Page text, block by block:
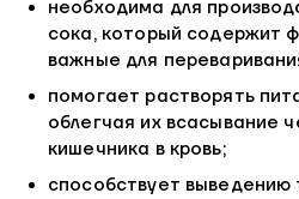
необходима для
сока, который содержит
важные для
помогает растворять
облегчая их всасывание
кишечника в кровь;
способствует выведению